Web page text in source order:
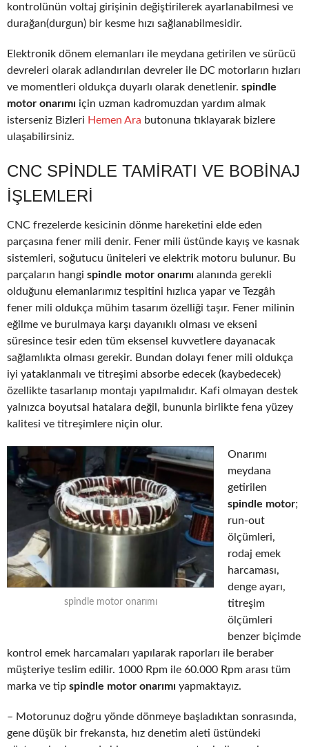
kontrolünün voltaj girişinin değiştirilerek ayarlanabilmesi ve
durağan(durgun) bir kesme hızı sağlanabilmesidir.
Elektronik dönem elemanları ile meydana getirilen ve sürücü
devreleri olarak adlandırılan devreler ile DC motorların hızları
ve momentleri oldukça duyarlı olarak denetlenir. spindle
motor onarımı için uzman kadromuzdan yardım almak
isterseniz Bizleri Hemen Ara butonuna tıklayarak bizlere
ulaşabilirsiniz.
CNC SPINDLE TAMIRATI VE BOBINAJ
IŞLEMLERI
CNC frezelerde kesicinin dönme hareketini elde eden
parçasına fener mili denir. Fener mili üstünde kayış ve kasnak
sistemleri, soğutucu üniteleri ve elektrik motoru bulunur. Bu
parçaların hangi spindle motor onarımı alanında gerekli
olduğunu elemanlarımız tespitini hızlıca yapar ve Tezgâh
fener mili oldukça mühim tasarım özelliği taşır. Fener milinin
eğilme ve burulmaya karşı dayanıklı olması ve ekseni
süresince tesir eden tüm eksensel kuvvetlere dayanacak
sağlamlıkta olması gerekir. Bundan dolayı fener mili oldukça
iyi yataklanmalı ve titreşimi absorbe edecek (kaybedecek)
özellikte tasarlanıp montajı yapılmalıdır. Kafi olmayan destek
yalnızca boyutsal hatalara değil, bununla birlikte fena yüzey
kalitesi ve titreşimlere niçin olur.
spindle motor onarımı
Onarımı
meydana
getirilen
spindle motor;
run-out
ölçümleri,
rodaj emek
harcaması,
denge ayarı,
titreşim
ölçümleri
benzer biçimde
kontrol emek harcamaları yapılarak raporları ile beraber
müşteriye teslim edilir. 1000 Rpm ile 60.000 Rpm arası tüm
marka ve tip spindle motor onarımı yapmaktayız.
– Motorunuz doğru yönde dönmeye başladıktan sonrasında,
gene düşük bir frekansta, hız denetim aleti üstündeki